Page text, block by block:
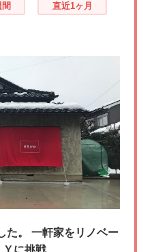
直近1ヶ月
た。 一軒家をリノベー